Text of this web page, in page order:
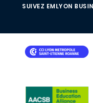
SUIVEZ EMLYON
IMAGE